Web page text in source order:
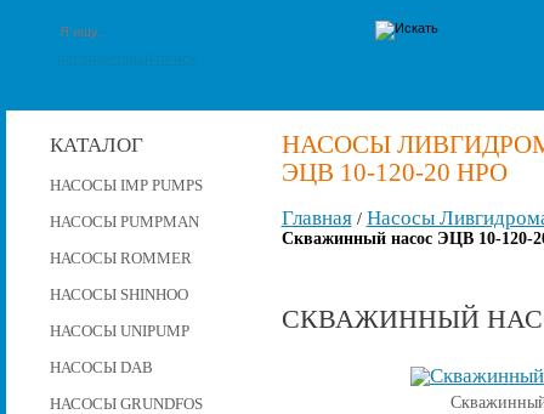
КАТАЛОГ
НАСОСЫ IMP PUMPS
НАСОСЫ PUMPMAN
НАСОСЫ ROMMER
НАСОСЫ SHINHOO
НАСОСЫ UNIPUMP
НАСОСЫ DAB
НАСОСЫ GRUNDFOS
НАСОСЫ
ЭЦВ 10-120-20 НРО
Главная/ Насосы
Скважинный насос ЭЦВ 10-120-
СКВАЖИННЫЙ